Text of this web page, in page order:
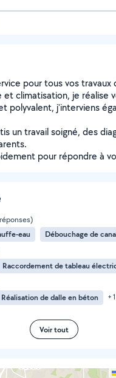
pour tous vos travaux
climatisation, je réalise
polyvalent, j'interviens
un travail soigné, des
pour répondre à
eau Débouchage de
Raccordement de tableau
Réalisation de dalle en béton +
Voir tout